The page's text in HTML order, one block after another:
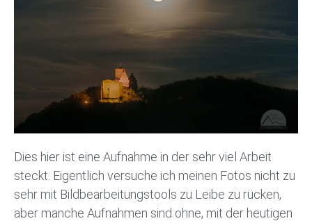
Dies hier ist eine Aufnahme in der sehr viel Arbeit
steckt. Eigentlich versuche ich meinen Fotos nicht zu
sehr mit Bildbearbeitungstools zu Leibe zu rücken,
aber manche Aufnahmen sind ohne, mit der heutigen